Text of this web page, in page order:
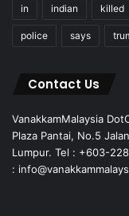
in indian killed
police says
Contact Us
VanakkamMalaysia
Plaza Pantai, No.5
Lumpur. Tel : +603-
: